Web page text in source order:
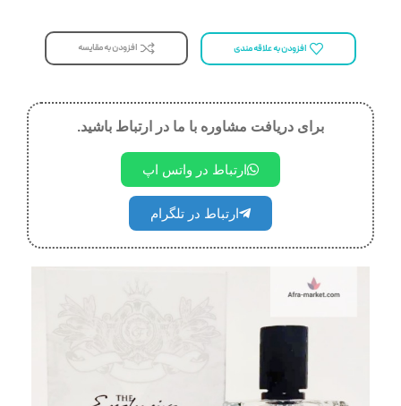
افزودن به علاقه مندی افزودن به مقایسه
برای دریافت مشاوره با ما در ارتباط باشید.
ارتباط در واتس اپ
ارتباط در تلگرام